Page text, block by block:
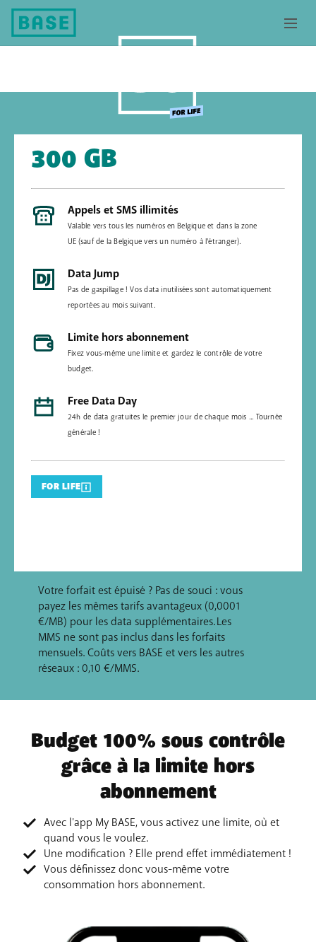
300 GB
Appels et SMS illimités
Valable vers tous les numéros en Belgique et dans la zone
UE (sauf de la Belgique vers un numéro à l'étranger).
Data Jump
Pas de gaspillage ! Vos data inutilisées sont automatiquement
reportées au mois suivant.
Limite hors abonnement
Fixez vous-même une limite et gardez le contrôle de votre
budget.
Free Data Day
24h de data gratuites le premier jour de chaque mois ... Tournée
générale !
FOR LIFE
Votre forfait est épuisé ? Pas de souci : vous
payez les mêmes tarifs avantageux (0,0001
€/MB) pour les data supplémentaires. Les
MMS ne sont pas inclus dans les forfaits
mensuels. Coûts vers BASE et vers les autres
réseaux : 0,10 €/MMS.
Budget 100% sous contrôle
grâce à la limite hors
abonnement
Avec l'app My BASE, vous activez une limite, où et
quand vous le voulez.
Une modification ? Elle prend effet immédiatement !
Vous définissez donc vous-même votre
consommation hors abonnement.